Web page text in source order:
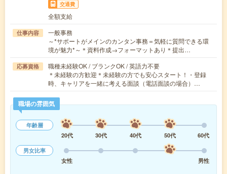
交通費
全額支給
仕事内容
一般事務
～*サポートがメインのカンタン事務＝気軽に質問できる環
境が魅力*～＊資料作成→フォーマットあり＊提出…
応募資格
職種未経験OK / ブランクOK / 英語力不要
＊未経験の方歓迎＊未経験の方でも安心スタート！・登録
時、キャリアを一緒に考える面談（電話面談の場合）…
職場の雰囲気
年齢層
20代
30代 40代 50代
60代
男女比率
女性
男性